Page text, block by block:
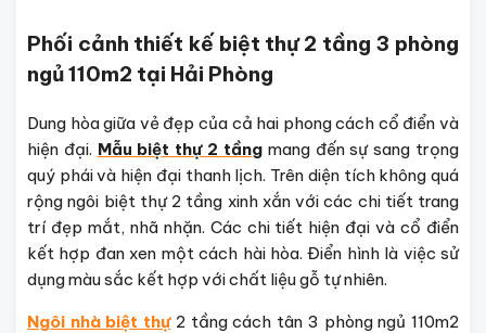
Phối cảnh thiết kế biệt thự 2 tầng 3 phòng
ngủ 110m2 tại Hải Phòng
Dung hòa giữa vẻ đẹp của cả hai phong cách cổ điển và
hiện đại. Mẫu biệt thự 2 tầngmang đến sự sang trọng
quý phái và hiện đại thanh lịch. Trên diện tích không quá
rộng ngôi biệt thự 2 tầng xinh xắn với các chi tiết trang
trí đẹp mắt, nhã nhặn. Các chi tiết hiện đại và cổ điển
kết hợp đan xen một cách hài hòa. Điển hình là việc sử
dụng màu sắc kết hợp với chất liệu gỗ tự nhiên.
Ngôi nhà biệt thự2 tầng cách tân 3 phòng ngủ 110m2